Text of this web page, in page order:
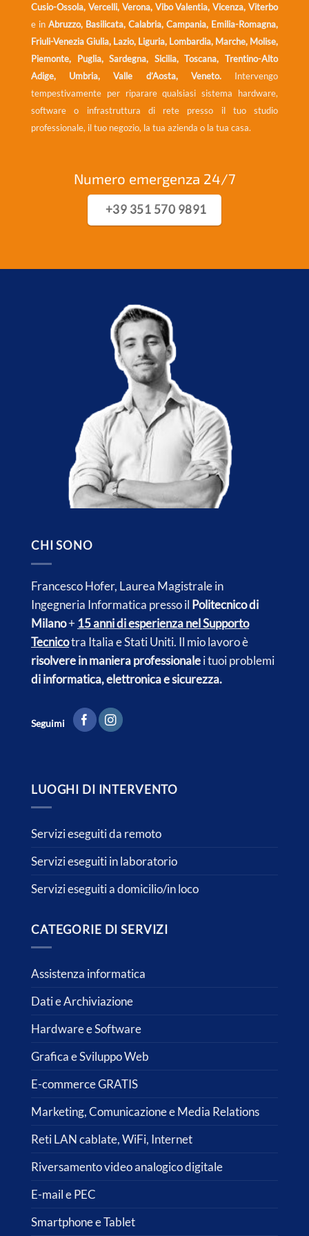
Cusio-Ossola, Vercelli, Verona, Vibo Valentia, Vicenza, Viterbo
e in Abruzzo, Basilicata, Calabria, Campania, Emilia-Romagna,
Friuli-Venezia Giulia, Lazio, Liguria, Lombardia, Marche, Molise,
Piemonte, Puglia, Sardegna, Sicilia, Toscana, Trentino-Alto
Adige, Umbria, Valle d’Aosta, Veneto. Intervengo
tempestivamente per riparare qualsiasi sistema hardware,
software o infrastruttura di rete presso il tuo studio
professionale, il tuo negozio, la tua azienda o la tua casa.
Numero emergenza 24/7
+39 351 570 9891
CHI SONO
Francesco Hofer, Laurea Magistrale in
Ingegneria Informatica presso il Politecnico di
Milano+ 15 anni di esperienza nel Supporto
Tecnicotra Italia eStati Uniti. Il mio lavoro è
risolvere in maniera professionalei tuoi problemi
di informatica, elettronica e sicurezza.
Seguimi
LUOGHI DI INTERVENTO
Servizi eseguiti da remoto
Servizi eseguiti in laboratorio
Servizi eseguiti a domicilio/in loco
CATEGORIE DI SERVIZI
Assistenza informatica
Dati e Archiviazione
Hardware e Software
Grafica e Sviluppo Web
E-commerce GRATIS
Marketing, Comunicazione e Media Relations
Reti LAN cablate, WiFi, Internet
Riversamento video analogico digitale
E-mail e PEC
Smartphone e Tablet